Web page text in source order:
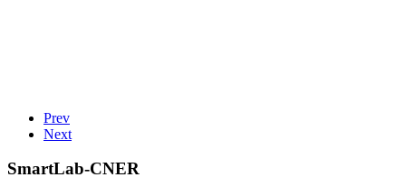
Prev
Next
SmartLab-CNER